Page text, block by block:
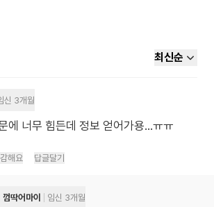
최신순
신 3개월
에 너무 힘든데 정보 얻어가용...ㅠㅠ
해요 답글달기
껌딱어마이 임신 3개월